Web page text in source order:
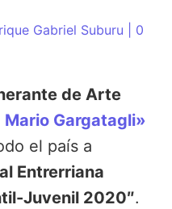
Gabriel Suburu
| 0
de Arte
Mario Gargatagli»
el país a
Entrerriana
Juvenil 2020″.